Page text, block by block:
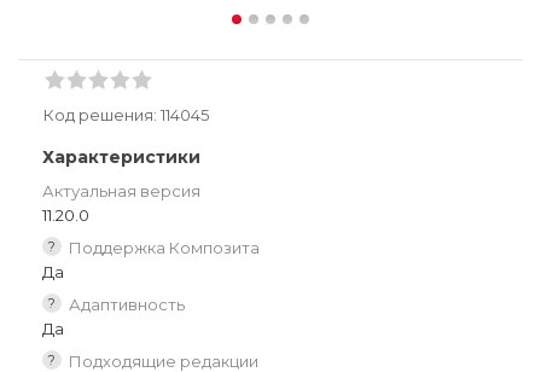
Код решения: 114045
Характеристики
Актуальная версия
11.20.0
?
Поддержка Композита
Да
?
Адаптивность
Да
?
Подходящие редакции